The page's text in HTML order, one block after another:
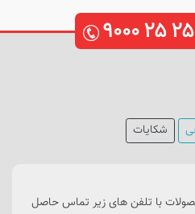
۹۰۰۰۲۵۲۵
شکایات
با تلفن های زیر تماس حاصل